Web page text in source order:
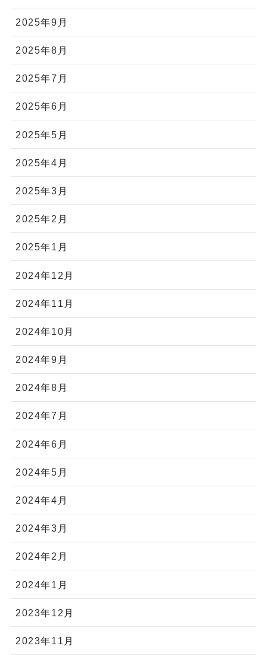
2025年9月
2025年8月
2025年7月
2025年6月
2025年5月
2025年4月
2025年3月
2025年2月
2025年1月
2024年12月
2024年11月
2024年10月
2024年9月
2024年8月
2024年7月
2024年6月
2024年5月
2024年4月
2024年3月
2024年2月
2024年1月
2023年12月
2023年11月